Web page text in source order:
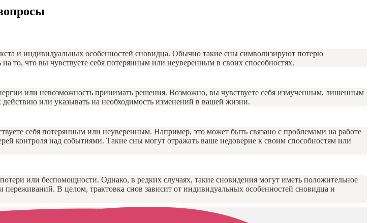
и индивидуальных особенностей сновидца. Обычно такие сны символизируют потерю
то, что вы чувствуете себя потерянным или неуверенным в своих способностях.
или невозможность принимать решения. Возможно, вы чувствуете себя измученным, лишенным
или указывать на необходимость изменений в вашей жизни.
себя потерянным или неуверенным. Например, это может быть связано с проблемами на работе
контроля над событиями. Такие сны могут отражать ваше недоверие к своим способностям или
или беспомощности. Однако, в редких случаях, такие сновидения могут иметь положительное
В целом, трактовка снов зависит от индивидуальных особенностей сновидца и